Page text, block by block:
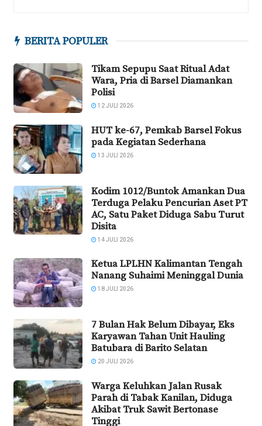
BERITA POPULER
Tikam Sepupu Saat Ritual Adat
Wara, Pria di Barsel Diamankan
Polisi
12 JULI 2026
HUT ke-67, Pemkab Barsel Fokus
pada Kegiatan Sederhana
13 JULI 2026
Kodim 1012/Buntok Amankan Dua
Terduga Pelaku Pencurian Aset PT
AC, Satu Paket Diduga Sabu Turut
Disita
14 JULI 2026
Ketua LPLHN Kalimantan Tengah
Nanang Suhaimi Meninggal Dunia
18 JULI 2026
7 Bulan Hak Belum Dibayar, Eks
Karyawan Tahan Unit Hauling
Batubara di Barito Selatan
20 JULI 2026
Warga Keluhkan Jalan Rusak
Parah di Tabak Kanilan, Diduga
Akibat Truk Sawit Bertonase
Tinggi